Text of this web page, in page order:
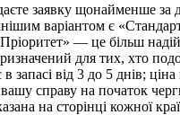
заявку щонайменше за
варіантом є
— це більш
для тих, хто
запасі від 3 до 5 днів;
справу на початок
на сторінці кожної